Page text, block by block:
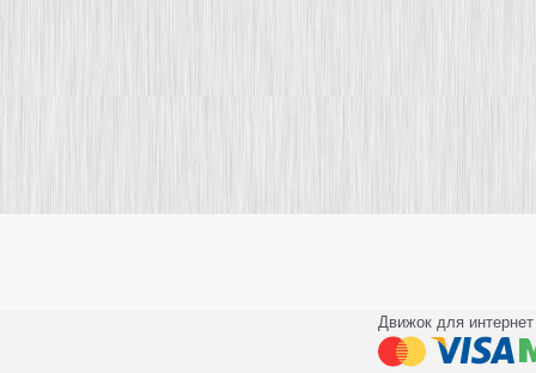
Движок для